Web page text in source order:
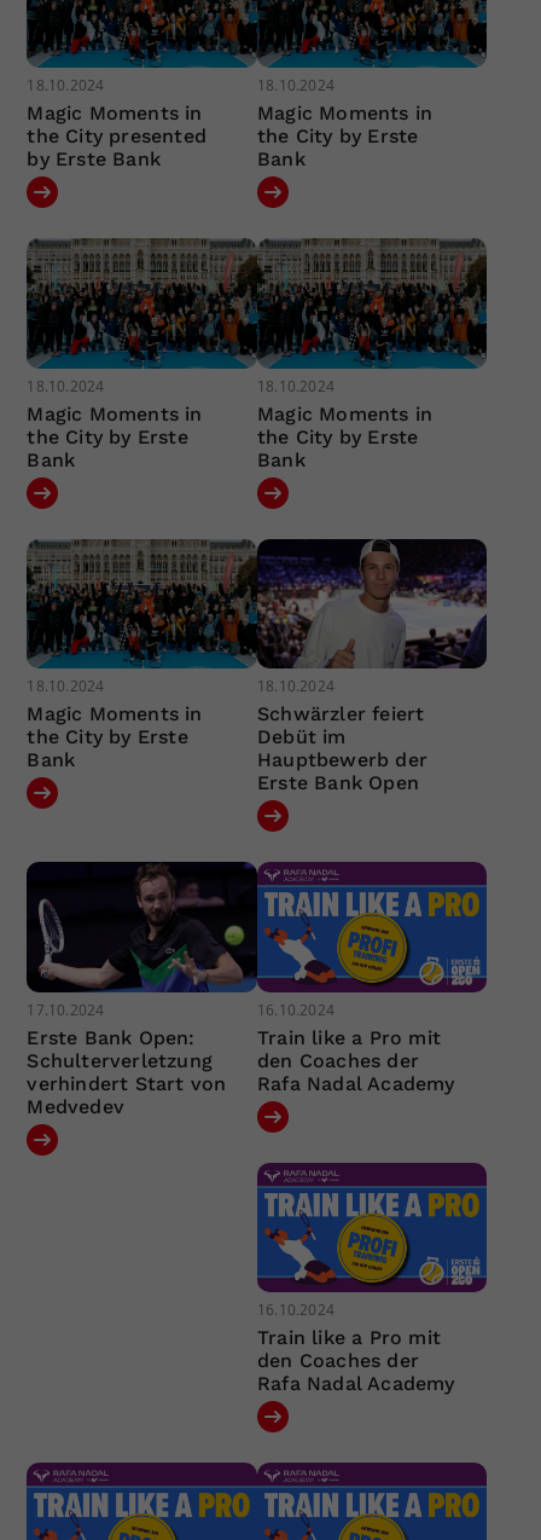
18.10.2024
Magic Moments in
the City presented
by Erste Bank
18.10.2024
Magic Moments in
the City by Erste
Bank
18.10.2024
Magic Moments in
the City by Erste
Bank
18.10.2024
Magic Moments in
the City by Erste
Bank
18.10.2024
Magic Moments in
the City by Erste
Bank
18.10.2024
Schwärzler feiert
Debüt im
Hauptbewerb der
Erste Bank Open
17.10.2024
Erste Bank Open:
Schulterverletzung
verhindert Start von
Medvedev
16.10.2024
Train like a Pro mit
den Coaches der
Rafa Nadal Academy
16.10.2024
Train like a Pro mit
den Coaches der
Rafa Nadal Academy